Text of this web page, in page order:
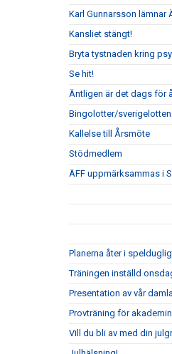
Karl Gunnarsson lämnar
Kansliet stängt!
Bryta tystnaden kring
Se hit!
Äntligen är det dags för
Bingolotter/sverigelotten
Kallelse till Årsmöte
Stödmedlem
ÄFF uppmärksammas i
Planerna åter i
Träningen inställd
Presentation av vår
Provträning för akademin
Vill du bli av med din